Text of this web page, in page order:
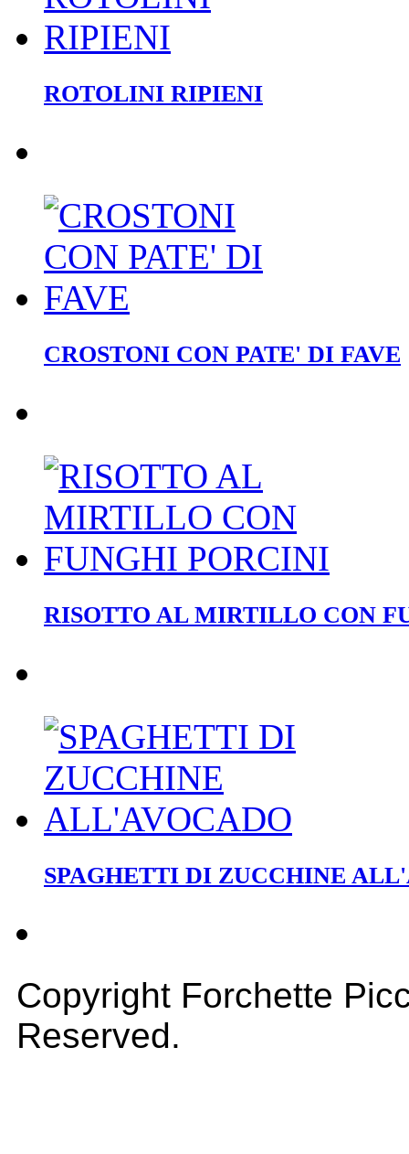
ROTOLINI RIPIENI
CROSTONI CON PATE' DI FAVE
RISOTTO AL MIRTILLO CON
SPAGHETTI DI ZUCCHINE
Copyright Forchette
Reserved.